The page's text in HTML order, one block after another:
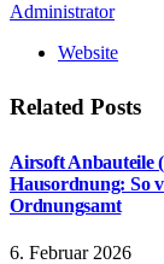
Administrator
Website
Related Posts
Airsoft Anbauteile
Hausordnung: So
Ordnungsamt
6. Februar 2026